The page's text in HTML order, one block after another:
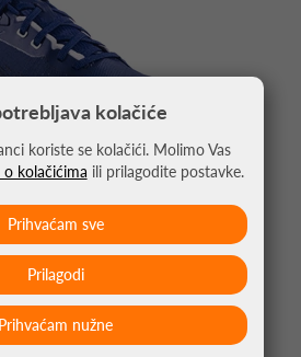
JET MACH 4 CLAY DARK
kolačiće
koriste se kolačići. Molimo Vas
kolačićima ili prilagodite postavke.
Prihvaćam nužne
Prilagodi
Prihvaćam sve